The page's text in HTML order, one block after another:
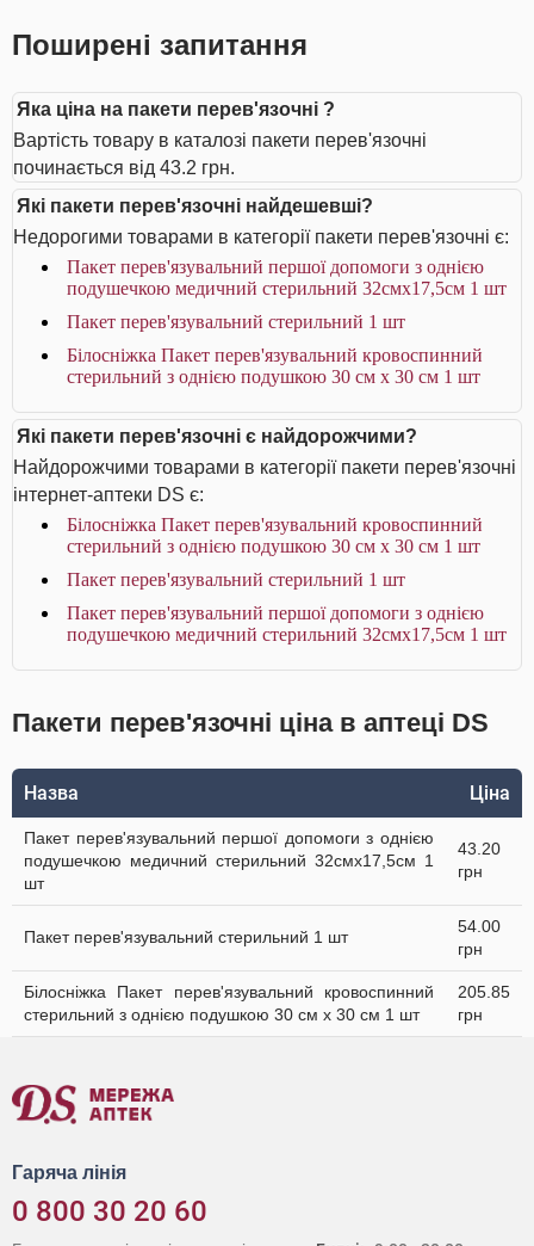
Поширені запитання
Яка ціна на пакети перев'язочні ?
Вартість товару в каталозі пакети перев'язочні
починається від 43.2 грн.
Які пакети перев'язочні найдешевші?
Недорогими товарами в категорії пакети перев'язочні є:
Пакет перев'язувальний першої допомоги з однією
подушечкою медичний стерильний 32смх17,5см 1 шт
Пакет перев'язувальний стерильний 1 шт
Білосніжка Пакет перев'язувальний кровоспинний
стерильний з однією подушкою 30 см х 30 см 1 шт
Які пакети перев'язочні є найдорожчими?
Найдорожчими товарами в категорії пакети перев'язочні
інтернет-аптеки DS є:
Білосніжка Пакет перев'язувальний кровоспинний
стерильний з однією подушкою 30 см х 30 см 1 шт
Пакет перев'язувальний стерильний 1 шт
Пакет перев'язувальний першої допомоги з однією
подушечкою медичний стерильний 32смх17,5см 1 шт
Пакети перев'язочні ціна в аптеці DS
Назва Ціна
Пакет перев'язувальний першої допомоги з однією
подушечкою медичний стерильний 32смх17,5см 1
шт
43.20
грн
Пакет перев'язувальний стерильний 1 шт
54.00
грн
Білосніжка Пакет перев'язувальний кровоспинний
стерильний з однією подушкою 30 см х 30 см 1 шт
205.85
грн
Гаряча лінія
0 800 30 20 60